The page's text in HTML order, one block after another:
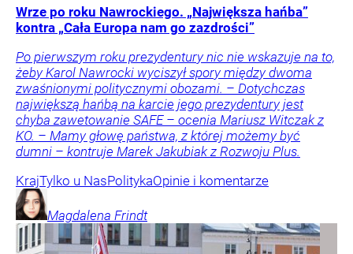
Wrze po roku Nawrockiego. „Największa hańba”
kontra „Cała Europa nam go zazdrości”
Po pierwszym roku prezydentury nic nie wskazuje na to,
żeby Karol Nawrocki wyciszył spory między dwoma
zwaśnionymi politycznymi obozami. – Dotychczas
największą hańbą na karcie jego prezydentury jest
chyba zawetowanie SAFE – ocenia Mariusz Witczak z
KO. – Mamy głowę państwa, z której możemy być
dumni – kontruje Marek Jakubiak z Rozwoju Plus.
KrajTylko u NasPolitykaOpinie i komentarze
Magdalena Frindt